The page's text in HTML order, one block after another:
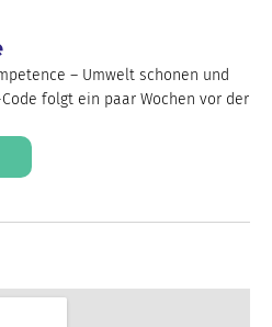
– Umwelt schonen und
folgt ein paar Wochen vor der